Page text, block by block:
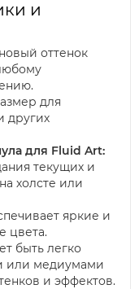
и
оттенок
для
других
для Fluid Art:
текущих и
холсте или
яркие и
цвета.
быть легко
или медиумами
и эффектов.